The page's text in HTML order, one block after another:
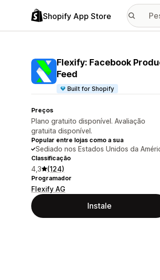
Shopify App Store
Flexify: Facebook
Feed
Built for Shopify
Preços
Plano gratuito disponível. Avaliação
gratuita disponível.
Popular entre lojas como a sua
Sediado nos Estados Unidos da
Classificação
4,3 (124)
Programador
Flexify AG
Instale